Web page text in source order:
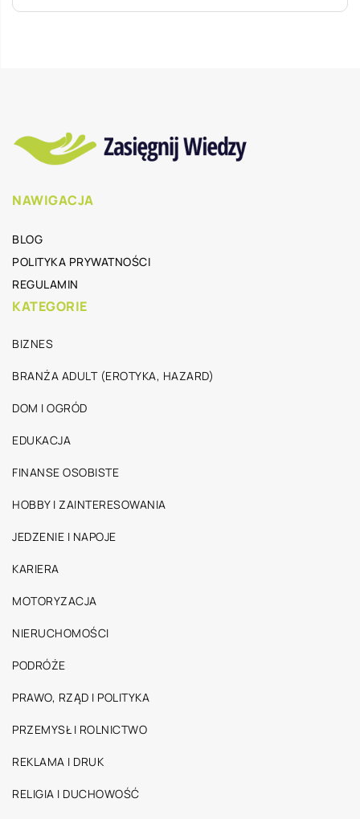
NAWIGACJA
BLOG
POLITYKA PRYWATNOŚCI
REGULAMIN
KATEGORIE
BIZNES
BRANŻA ADULT (EROTYKA, HAZARD)
DOM I OGRÓD
EDUKACJA
FINANSE OSOBISTE
HOBBY I ZAINTERESOWANIA
JEDZENIE I NAPOJE
KARIERA
MOTORYZACJA
NIERUCHOMOŚCI
PODRÓŻE
PRAWO, RZĄD I POLITYKA
PRZEMYSŁ I ROLNICTWO
REKLAMA I DRUK
RELIGIA I DUCHOWOŚĆ